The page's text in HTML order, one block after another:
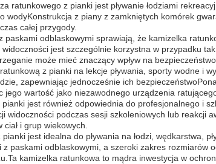
ratunkowego z pianki jest pływanie łodziami
z piany z zamkniętych komórek
całej przygody.
paskami odblaskowymi sprawiają, że kamizelka
jest szczególnie korzystna w przypadku
może mieć znaczący wpływ na bezpieczeństwo.
z pianki na lekcje pływania, sporty wodne i
zapewniając jednocześnie ich
jego wartość jako niezawodnego urządzenia
jest również odpowiednia do profesjonalnego i
widoczności podczas sesji szkoleniowych lub
i grup wiekowych.
jest idealna do pływania na łodzi, wędkarstwa,
paskami odblaskowymi, a szeroki zakres
kamizelka ratunkowa to mądra inwestycja w